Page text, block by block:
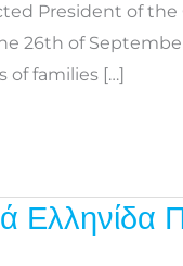
President of
26th of
of families […]